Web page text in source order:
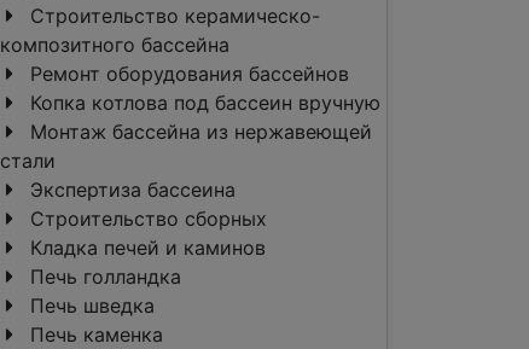
Строительство керамическо-
композитного бассейна
Ремонт оборудования бассейнов
Копка котлова под бассеин вручную
Монтаж бассейна из нержавеющей
стали
Экспертиза бассеина
Строительство сборных
Кладка печей и каминов
Печь голландка
Печь шведка
Печь каменка